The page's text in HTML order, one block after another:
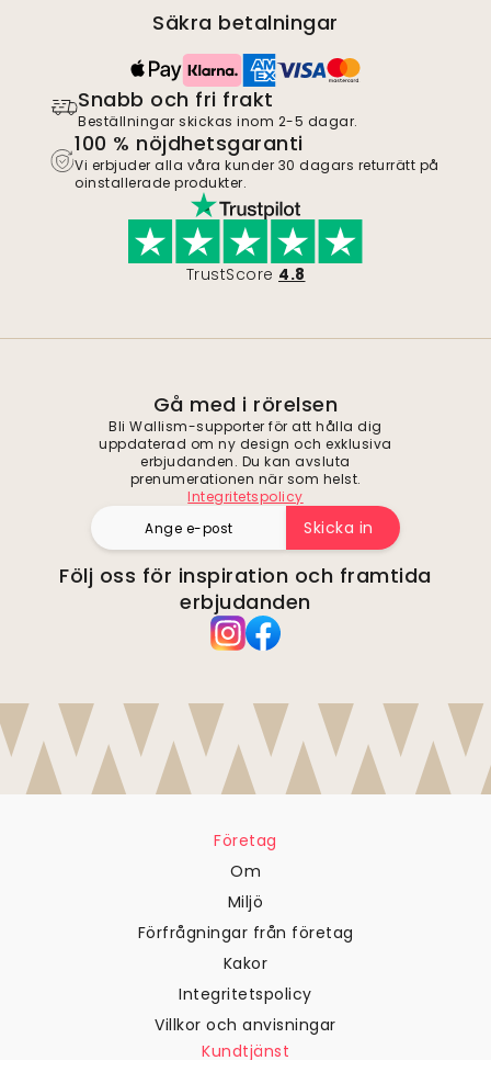
Säkra betalningar
Snabb och fri frakt
Beställningar skickas inom 2-5 dagar.
100 % nöjdhetsgaranti
Vi erbjuder alla våra kunder 30 dagars returrätt på
oinstallerade produkter.
TrustScore 4.8
Gå med i rörelsen
Bli Wallism-supporter för att hålla dig
uppdaterad om ny design och exklusiva
erbjudanden. Du kan avsluta
prenumerationen när som helst.
Integritetspolicy
Skicka in
Följ oss för inspiration och framtida
erbjudanden
Företag
Om
Miljö
Förfrågningar från företag
Kakor
Integritetspolicy
Villkor och anvisningar
Kundtjänst